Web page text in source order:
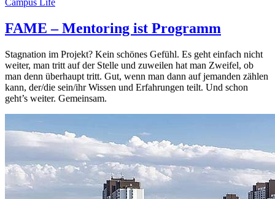
FAME – Mentoring ist Programm
Stagnation im Projekt? Kein schönes Gefühl. Es geht einfach nicht
weiter, man tritt auf der Stelle und zuweilen hat man Zweifel, ob
man denn überhaupt tritt. Gut, wenn man dann auf jemanden zählen
kann, der/die sein/ihr Wissen und Erfahrungen teilt. Und schon
geht’s weiter. Gemeinsam.